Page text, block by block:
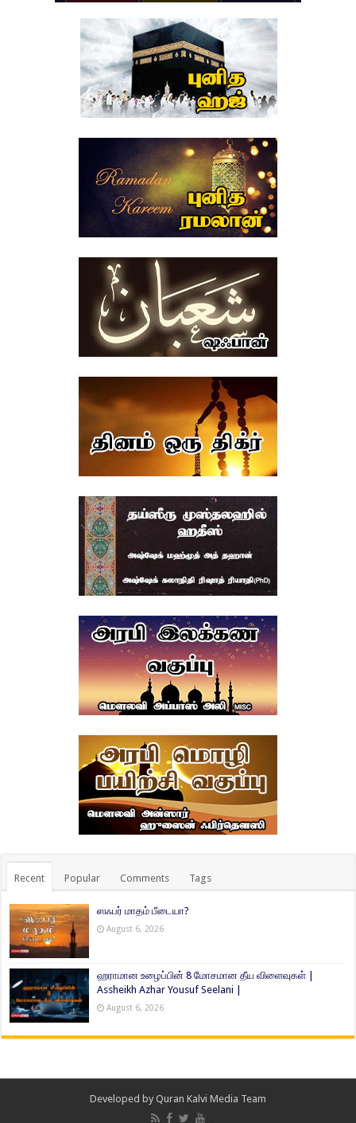
Recent Popular Comments Tags
ஸஃபர் மாதம் பீடையா?
August 6, 2026
ஹராமான உழைப்பின் 8 மோசமான தீய விளைவுகள் |
Assheikh Azhar Yousuf Seelani |
August 6, 2026
Developed by Quran Kalvi Media Team